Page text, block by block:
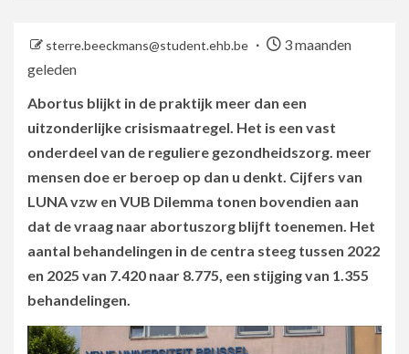
sterre.beeckmans@student.ehb.be
3 maanden
geleden
Abortus blijkt in de praktijk meer dan een
uitzonderlijke crisismaatregel. Het is een vast
onderdeel van de reguliere gezondheidszorg. meer
mensen doe er beroep op dan u denkt. Cijfers van
LUNA vzw en VUB Dilemma tonen bovendien aan
dat de vraag naar abortuszorg blijft toenemen. Het
aantal behandelingen in de centra steeg tussen 2022
en 2025 van 7.420 naar 8.775, een stijging van 1.355
behandelingen.